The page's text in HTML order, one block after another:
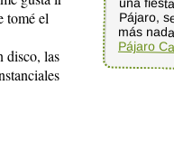
tomé el
disco, las
más
Pájaro